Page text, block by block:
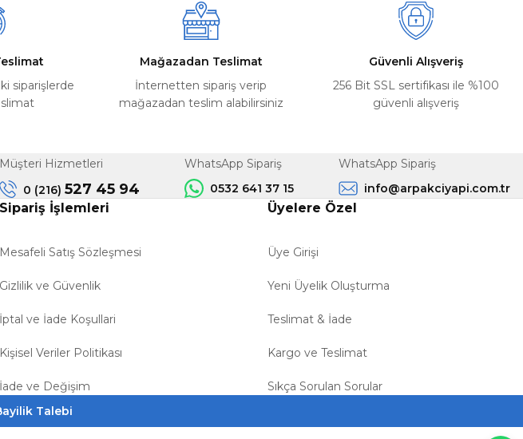
siparişlerde
Mağazadan Teslimat
İnternetten sipariş verip
mağazadan teslim alabilirsiniz
Güvenli Alışveriş
256 Bit SSL sertifikası ile %100
güvenli alışveriş
Müşteri Hizmetleri
0 (216) 527 45 94
WhatsApp Sipariş
0532 641 37 15
WhatsApp Sipariş
info@arpakciyapi.com.tr
Sipariş İşlemleri
Mesafeli Satış Sözleşmesi
Gizlilik ve Güvenlik
İptal ve İade Koşullari
Kişisel Veriler Politikası
İade ve Değişim
Üyelere Özel
Üye Girişi
Yeni Üyelik Oluşturma
Teslimat & İade
Kargo ve Teslimat
Sıkça Sorulan Sorular
Talebi